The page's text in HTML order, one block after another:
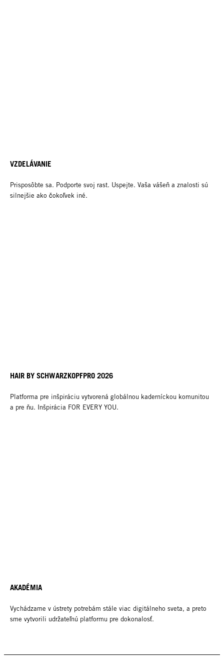
VZDELÁVANIE
Prisposôbte sa. Podporte svoj rast. Uspejte. Vaša vášeň a znalosti sú
silnejšie ako čokoľvek iné.
HAIR BY SCHWARZKOPFPRO 2026
Platforma pre inšpiráciu vytvorená globálnou kaderníckou komunitou
a pre ňu. Inšpirácia FOR EVERY YOU.
AKADÉMIA
Vychádzame v ústrety potrebám stále viac digitálneho sveta, a preto
sme vytvorili udržateľnú platformu pre dokonalosť.